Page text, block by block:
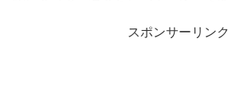
スポンサーリンク